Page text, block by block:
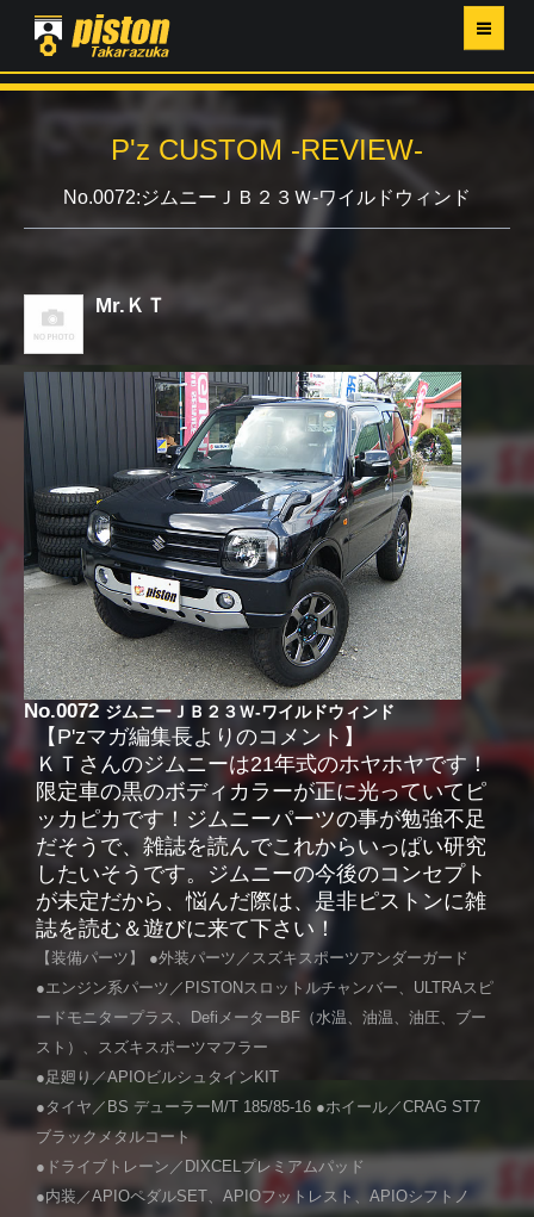
ホーム
P'Z MAGAZINE
PISTON YAHOO店
営業日・イベントカレンダー
店舗ご案内
P'z CUSTOM -REVIEW-
No.0072:ジムニーＪＢ２３Ｗ-ワイルドウィンド
Mr.ＫＴ
No.0072 ジムニーＪＢ２３Ｗ-ワイルドウィンド
【P'zマガ編集長よりのコメント】
ＫＴさんのジムニーは21年式のホヤホヤです！
限定車の黒のボディカラーが正に光っていてピ
ッカピカです！ジムニーパーツの事が勉強不足
だそうで、雑誌を読んでこれからいっぱい研究
したいそうです。ジムニーの今後のコンセプト
が未定だから、悩んだ際は、是非ピストンに雑
誌を読む＆遊びに来て下さい！
【装備パーツ】 ●外装パーツ／スズキスポーツアンダーガード
●エンジン系パーツ／PISTONスロットルチャンバー、ULTRAスピ
ードモニタープラス、DefiメーターBF（水温、油温、油圧、ブー
スト）、スズキスポーツマフラー
●足廻り／APIOビルシュタインKIT
●タイヤ／BS デューラーM/T 185/85-16 ●ホイール／CRAG ST7
ブラックメタルコート
●ドライブトレーン／DIXCELプレミアムパッド
●内装／APIOペダルSET、APIOフットレスト、APIOシフトノ